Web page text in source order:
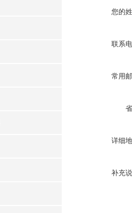
您的
联系
常用
详细
补充